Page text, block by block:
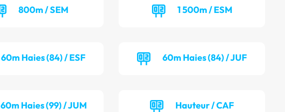
800m / SEM 1 500m / ESM
60m Haies (84) / ESF 60m Haies (84) / JUF
60m Haies (99) / JUM Hauteur / CAF